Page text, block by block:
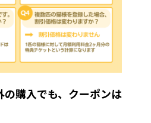
の購入でも、クーポンは